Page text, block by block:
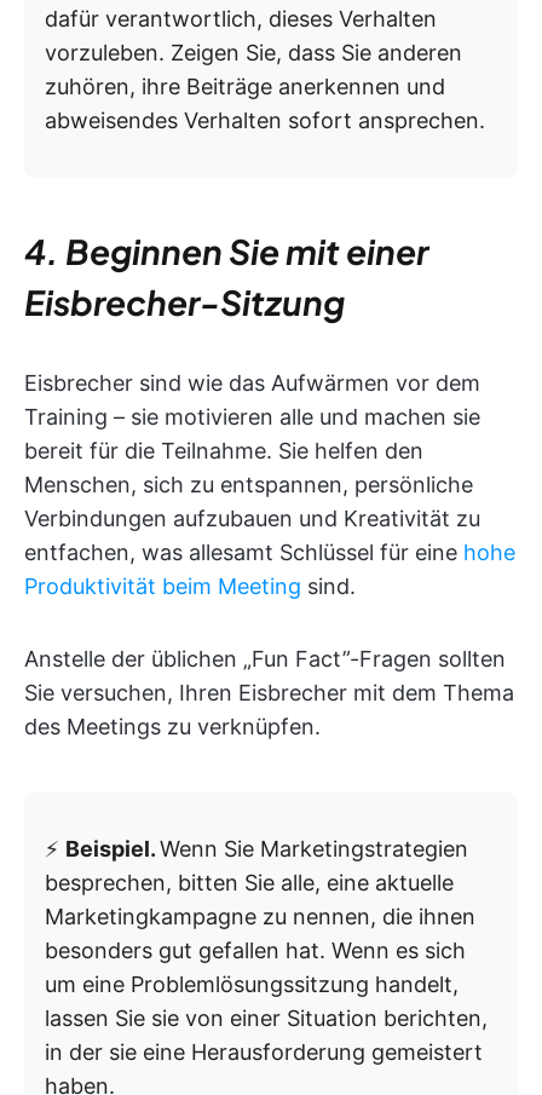
dafür verantwortlich, dieses Verhalten
vorzuleben. Zeigen Sie, dass Sie anderen
zuhören, ihre Beiträge anerkennen und
abweisendes Verhalten sofort ansprechen.
4. Beginnen Sie mit einer
Eisbrecher-Sitzung
Eisbrecher sind wie das Aufwärmen vor dem
Training – sie motivieren alle und machen sie
bereit für die Teilnahme. Sie helfen den
Menschen, sich zu entspannen, persönliche
Verbindungen aufzubauen und Kreativität zu
entfachen, was allesamt Schlüssel für eine hohe
Produktivität beim Meeting sind.
Anstelle der üblichen „Fun Fact”-Fragen sollten
Sie versuchen, Ihren Eisbrecher mit dem Thema
des Meetings zu verknüpfen.
⚡ Beispiel.Wenn Sie Marketingstrategien
besprechen, bitten Sie alle, eine aktuelle
Marketingkampagne zu nennen, die ihnen
besonders gut gefallen hat. Wenn es sich
um eine Problemlösungssitzung handelt,
lassen Sie sie von einer Situation berichten,
in der sie eine Herausforderung gemeistert
haben.